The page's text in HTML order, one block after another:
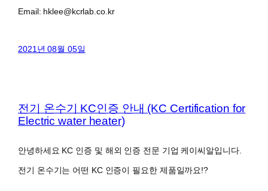
Email: hklee@kcrlab.co.kr
2021년 08월 05일
전기 온수기 KC인증 안내 (KC Certification for
Electric water heater)
안녕하세요 KC 인증 및 해외 인증 전문 기업 케이씨알입니다.
전기 온수기는 어떤 KC 인증이 필요한 제품일까요!?